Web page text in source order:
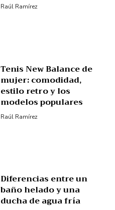
Raúl Ramírez
Tenis New Balance de
mujer: comodidad,
estilo retro y los
modelos populares
Raúl Ramírez
Diferencias entre un
baño helado y una
ducha de agua fría